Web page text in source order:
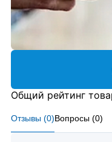
Отзывы (0)Вопросы (0)
Общий рейтинг